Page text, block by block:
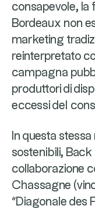
consapevole, la
Bordeaux non
marketing
reinterpretato
campagna
produttori di
eccessi del
In questa
sostenibili,
collaborazione
Chassagne
“Diagonale des